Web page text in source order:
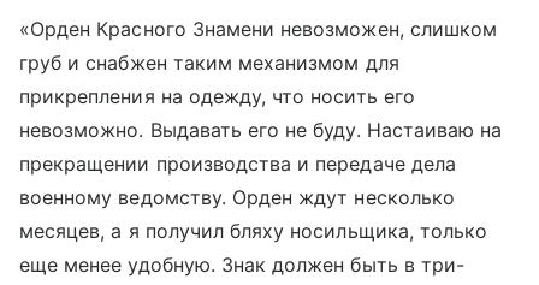
«Орден Красного Знамени невозможен, слишком
груб и снабжен таким механизмом для
прикрепления на одежду, что носить его
невозможно. Выдавать его не буду. Настаиваю на
прекращении производства и передаче дела
военному ведомству. Орден ждут несколько
месяцев, а я получил бляху носильщика, только
еще менее удобную. Знак должен быть в три-